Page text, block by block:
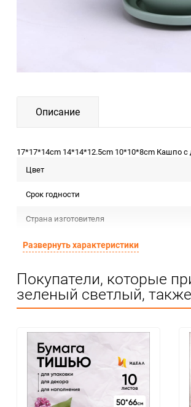
Описание
17*17*14cm 14*14*12.5cm 10*10*8cm Кашпо
Цвет
Срок годности
Страна изготовителя
Предназначение товара
Особые условия
Единица измерения
Развернуть характеристики
Покупатели, которые
зеленый светлый,